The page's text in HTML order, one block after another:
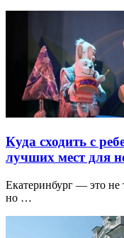
Куда сходить с
лучших мест для
Екатеринбург — это не
но …